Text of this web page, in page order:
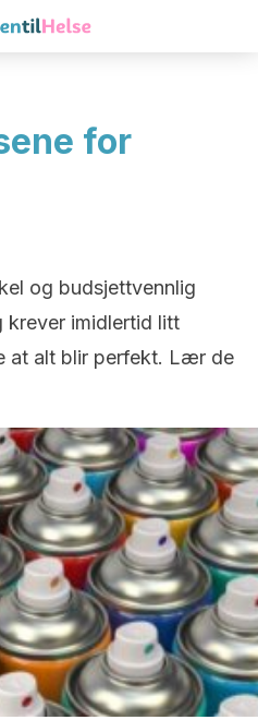
for
og budsjettvennlig
krever imidlertid litt
at alt blir perfekt. Lær de